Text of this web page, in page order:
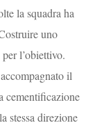
la squadra ha
uno
l’obiettivo.
il
cementificazione
stessa direzione